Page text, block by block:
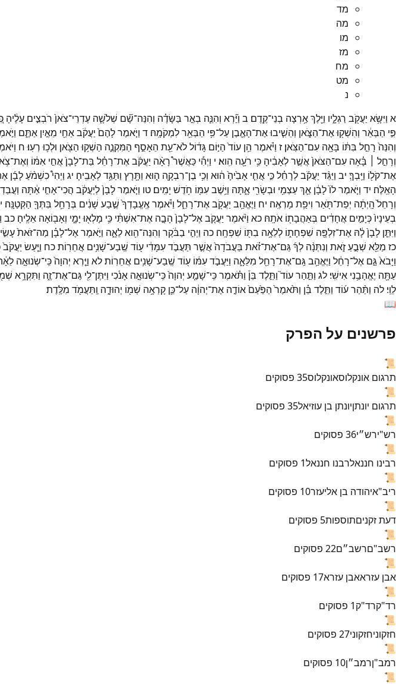
מד
מה
מו
מז
מח
מט
נ
א וַיִּשָּׂ֥א יַעֲקֹ֖ב רַגְלָ֑יו וַיֵּ֖לֶךְאַ֥רְצָה בְנֵי־קֶֽדֶם׃ ב וַיַּ֞רְא וְהִנֵּ֧ה בְאֵ֣ר בַּשָּׂדֶ֗ה וְהִנֵּה־שָׁ֞ם שְׁלֹשָׁ֤ה עֶדְרֵי־צֹאן֙ רֹבְצִ֣ים עָלֶ֔יהָ
פִּ֣י הַבְּאֵ֔ר וְהִשְׁק֖וּאֶת־הַצֹּ֑אן וְהֵשִׁ֧יבוּאֶת־הָאֶ֛בֶן עַל־פִּ֥י הַבְּאֵ֖רלִמְקֹמָֽהּ׃ ד וַיֹּ֤אמֶרלָהֶם֙ יַעֲקֹ֔באַחַ֖י מֵאַ֣יִן אַתֶּ֑ם
וְהִנֵּה֙ רָחֵ֣ל בִּתּ֔וֹ בָּאָ֖ה עִם־הַצֹּֽאן׃ ז וַיֹּ֗אמֶר הֵ֥ן עוֹד֙ הַיּ֣וֹם גָּד֔וֹללֹא־עֵ֖ת הֵאָסֵ֣ף הַמִּקְנֶ֑ה הַשְׁק֥וּ הַצֹּ֖אן וּלְכ֥וּ רְעֽוּ׃ ח
וְרָחֵ֣ל ׀
בָּ֗אָה עִם־הַצֹּאן֙אֲשֶׁ֣רלְאָבִ֔יהָ כִּ֥י רֹעָ֖ה הִֽוא׃ י וַיְהִ֡י כַּאֲשֶׁר֩ רָאָ֨ה יַעֲקֹ֜באֶת־רָחֵ֗ל בַּת־לָבָן֙אֲחִ֣י אִמּ֔וֹ וְאֶת־
אֶת־קֹל֖וֹ וַיֵּֽבְךְּ׃ יב וַיַּגֵּ֨ד יַעֲקֹ֜בלְרָחֵ֗לכִּ֣י אֲחִ֤י אָבִ֙יהָ֙ ה֔וּא וְכִ֥י בֶן־רִבְקָ֖ה ה֑וּא וַתָּ֖רָץ וַתַּגֵּ֥דלְאָבִֽיהָ׃ יג וַיְהִי֩כִשְׁמֹ֨עַלָבָ֜ן
הָאֵֽלֶּה׃ יד וַיֹּ֤אמֶרלוֹ֙לָבָ֔ן אַ֛ךְעַצְמִ֥י וּבְשָׂרִ֖י אָ֑תָּה וַיֵּ֥שֶׁבעִמּ֖וֹ חֹ֥דֶשׁ יָמִֽים׃ טו וַיֹּ֤אמֶרלָבָן֙לְיַעֲקֹ֔ב הֲכִי־אָחִ֣י אַ֔תָּה
וְרָחֵל֙ הָֽיְתָ֔ה יְפַת־תֹּ֖אַר וִיפַ֥ת מַרְאֶֽה׃ יח וַיֶּאֱהַ֥ב יַעֲקֹ֖באֶת־רָחֵ֑ל וַיֹּ֗אמֶראֶֽעֱבָדְךָ֙ שֶׁ֣בַע שָׁנִ֔ים בְּרָחֵ֥ל בִּתְּךָ֖ הַקְּטַנָּֽה׃
בְעֵינָיו֙כְּיָמִ֣ים אֲחָדִ֔ים בְּאַהֲבָת֖וֹ אֹתָֽהּ׃ כא וַיֹּ֨אמֶר יַעֲקֹ֤באֶל־לָבָן֙ הָבָ֣ה אֶת־אִשְׁתִּ֔י כִּ֥י מָלְא֖וּ יָמָ֑י וְאָב֖וֹאָה אֵלֶֽיהָ׃ כב
וַיִּתֵּ֤ן לָבָן֙לָ֔הּ אֶת־זִלְפָּ֖ה שִׁפְחָת֑וֹ לְלֵאָ֥ה בִתּ֖וֹ שִׁפְחָֽה׃ כה וַיְהִ֣י בַבֹּ֔קֶר וְהִנֵּה־הִ֖ואלֵאָ֑ה וַיֹּ֣אמֶראֶל־לָבָ֗ן מַה־זֹּאת֙
כז מַלֵּ֖א שְׁבֻ֣עַזֹ֑את וְנִתְּנָ֨ה לְךָ֜גַּם־אֶת־זֹ֗את בַּעֲבֹדָה֙אֲשֶׁ֣ר תַּעֲבֹ֣דעִמָּדִ֔י ע֖וֹד שֶֽׁבַע־שָׁנִ֥ים אֲחֵרֽוֹת׃כח וַיַּ֤עַשׂ יַעֲקֹב֙
וַיָּבֹא֙גַּ֣ם אֶל־רָחֵ֔ל וַיֶּאֱהַ֥בגַּֽם־אֶת־רָחֵ֖ל מִלֵּאָ֑ה וַיַּעֲבֹ֣דעִמּ֔וֹ ע֖וֹד שֶֽׁבַע־שָׁנִ֥ים אֲחֵרֽוֹת׃לא וַיַּ֤רְא יְהוָה֙כִּֽי־שְׂנוּאָ֣ה
עַתָּ֖ה יֶאֱהָבַ֥נִי אִישִֽׁי׃ לג וַתַּ֣הַרעוֹד֮ וַתֵּ֣לֶד בֵּן֒ וַתֹּ֗אמֶרכִּֽי־שָׁמַ֤ע יְהוָה֙כִּֽי־שְׂנוּאָ֣ה אָנֹ֔כִי וַיִּתֶּן־לִ֖י גַּם־אֶת־זֶ֑ה וַתִּקְרָ֥א
לֵוִֽי׃ לה וַתַּ֨הַרע֜וֹד וַתֵּ֣לֶד בֵּ֗ן וַתֹּ֙אמֶר֙ הַפַּ֙עַם֙אוֹדֶ֣ה אֶת־יְהוָ֔ה עַל־כֵּ֛ן קָרְאָ֥ה שְׁמ֖וֹ יְהוּדָ֑ה וַֽתַּעֲמֹ֖ד מִלֶּֽדֶת׃
📖
פרשנים על הפרק
📜
תרגום אונקלוסאונקלוס35 פסוקים
📜
תרגום יונתןיונתן בן עוזיאל35 פסוקים
📜
רש"ירש״י36 פסוקים
📜
רבינו חננאלרבנו חננאל1 פסוקים
📜
ריב"איהודה בן אליעזר10 פסוקים
📜
דעת זקניםתוספות5 פסוקים
📜
רשב"םרשב״ם22 פסוקים
📜
אבן עזראאבן עזרא17 פסוקים
📜
רד"קרד"ק1 פסוקים
📜
חזקוניחזקוני27 פסוקים
📜
רמב"ןרמב״ן10 פסוקים
📜